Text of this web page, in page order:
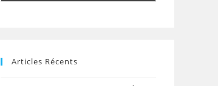
Articles Récents